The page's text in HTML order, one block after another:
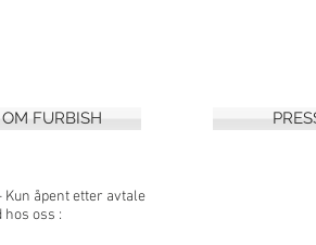
OM FURBISH
SHOWROOM - Kun
: